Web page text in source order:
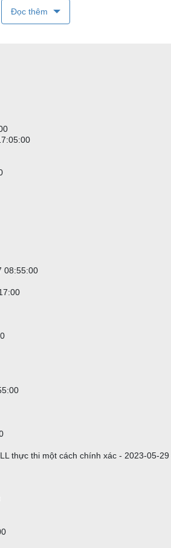
markets, groups, industries "xóa" có
industries và sector. Hạn chế này
cho categoryGICS và categoryICB
có thêm phân loại mới trong tương lai.
hoạt động theo cách phân cấp. Vì vậy,
vực 10101010 - Khoan dầu và khí đốt
Đọc thêm
08:55:00
thực thi một cách chính xác - 2023-05-29